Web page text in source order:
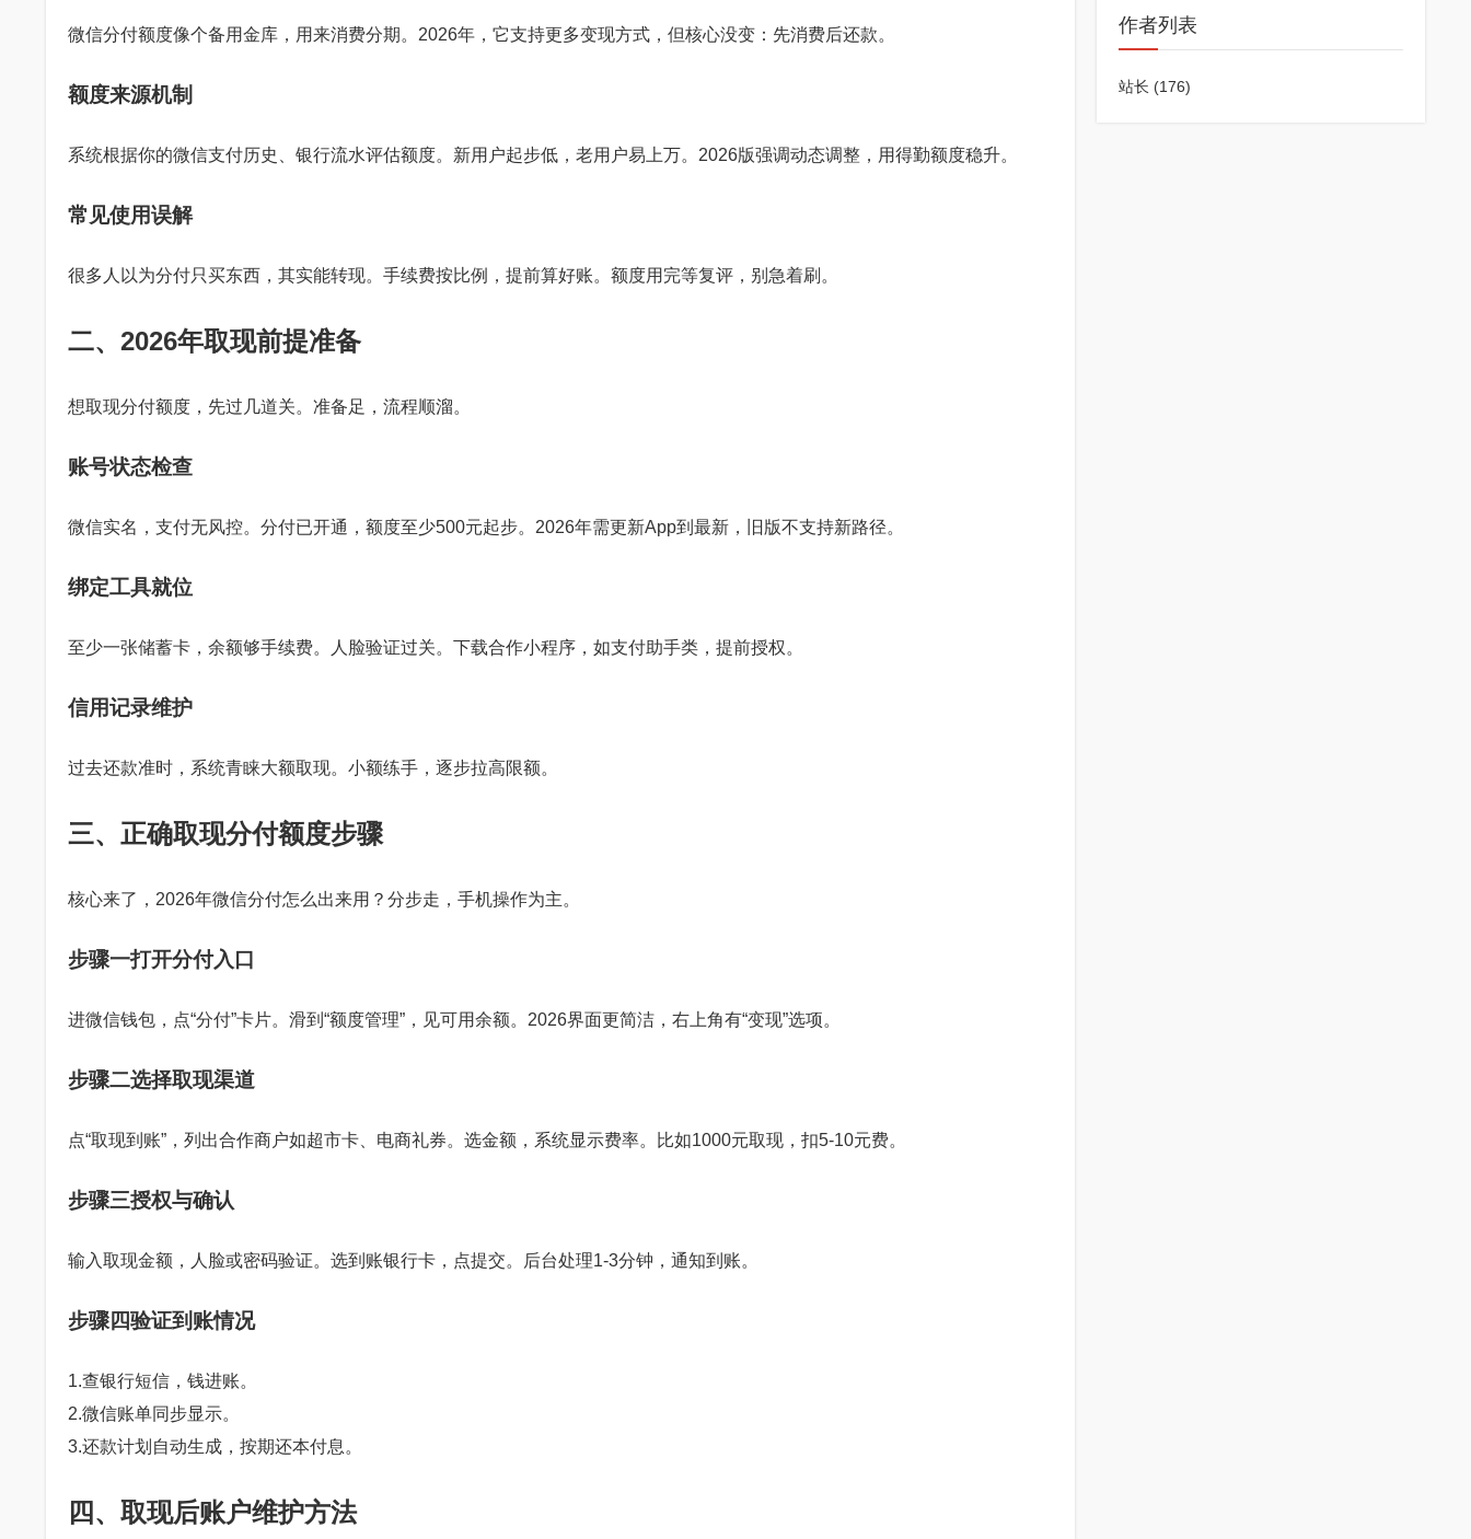
微信分付额度像个备用金库，用来消费分期。2026年，它支持更多变现方式，但核心没变：先消费后还款。
额度来源机制
系统根据你的微信支付历史、银行流水评估额度。新用户起步低，老用户易上万。2026版强调动态调整，用得勤额度稳升。
常见使用误解
很多人以为分付只买东西，其实能转现。手续费按比例，提前算好账。额度用完等复评，别急着刷。
二、2026年取现前提准备
想取现分付额度，先过几道关。准备足，流程顺溜。
账号状态检查
微信实名，支付无风控。分付已开通，额度至少500元起步。2026年需更新App到最新，旧版不支持新路径。
绑定工具就位
至少一张储蓄卡，余额够手续费。人脸验证过关。下载合作小程序，如支付助手类，提前授权。
信用记录维护
过去还款准时，系统青睐大额取现。小额练手，逐步拉高限额。
三、正确取现分付额度步骤
核心来了，2026年微信分付怎么出来用？分步走，手机操作为主。
步骤一打开分付入口
进微信钱包，点“分付”卡片。滑到“额度管理”，见可用余额。2026界面更简洁，右上角有“变现”选项。
步骤二选择取现渠道
点“取现到账”，列出合作商户如超市卡、电商礼券。选金额，系统显示费率。比如1000元取现，扣5-10元费。
步骤三授权与确认
输入取现金额，人脸或密码验证。选到账银行卡，点提交。后台处理1-3分钟，通知到账。
步骤四验证到账情况
1.查银行短信，钱进账。
2.微信账单同步显示。
3.还款计划自动生成，按期还本付息。
四、取现后账户维护方法
作者列表
站长 (176)